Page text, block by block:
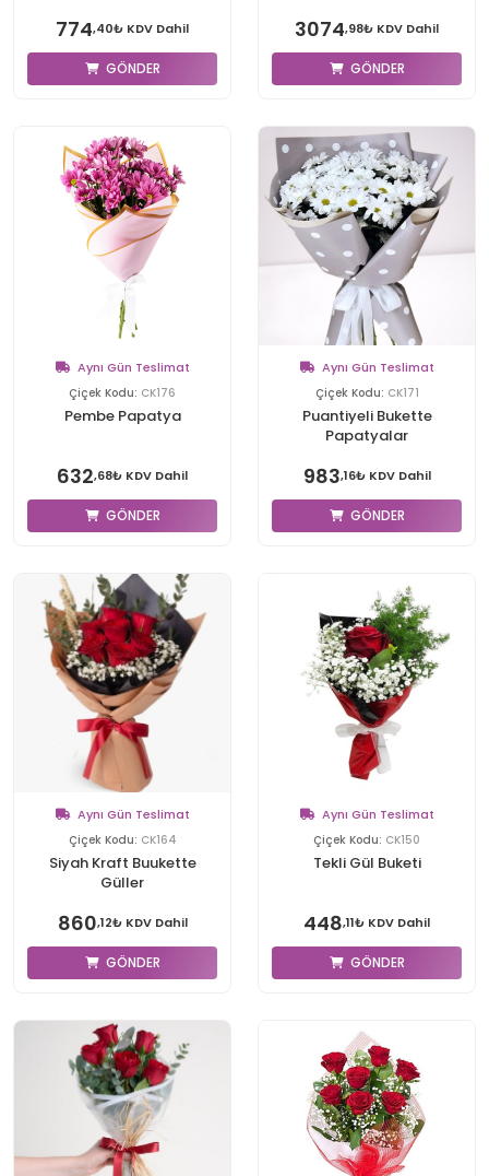
774,40₺ KDV Dahil
GÖNDER
3074,98₺ KDV Dahil
GÖNDER
Aynı Gün Teslimat
Çiçek Kodu: CK176
Pembe Papatya
632,68₺ KDV Dahil
GÖNDER
Aynı Gün Teslimat
Çiçek Kodu: CK171
Puantiyeli Bukette
Papatyalar
983,16₺ KDV Dahil
GÖNDER
Aynı Gün Teslimat
Çiçek Kodu: CK164
Siyah Kraft Buukette
Güller
860,12₺ KDV Dahil
GÖNDER
Aynı Gün Teslimat
Çiçek Kodu: CK150
Tekli Gül Buketi
448,11₺ KDV Dahil
GÖNDER